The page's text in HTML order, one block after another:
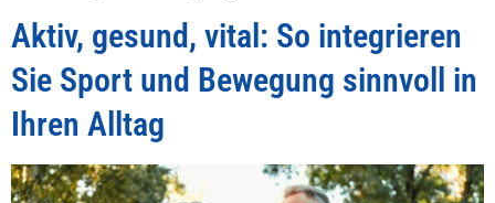
Aktiv, gesund, vital: So integrieren
Sie Sport und Bewegung sinnvoll in
Ihren Alltag